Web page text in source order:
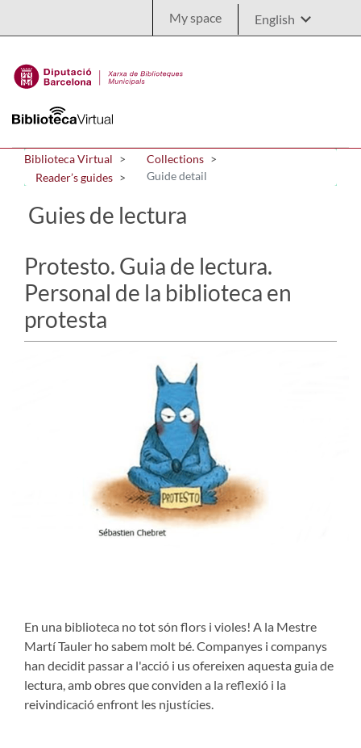
My space
Biblioteca Virtual
Collections
Reader’s guides
Guide detail
Guies de lectura
Protesto. Guia de lectura.
Personal de la biblioteca en
protesta
En una biblioteca no tot són flors i violes! A la Mestre
Martí Tauler ho sabem molt bé. Companyes i companys
han decidit passar a l'acció i us ofereixen aquesta guia de
lectura, amb obres que conviden a la reflexió i la
reivindicació enfront les njustícies.